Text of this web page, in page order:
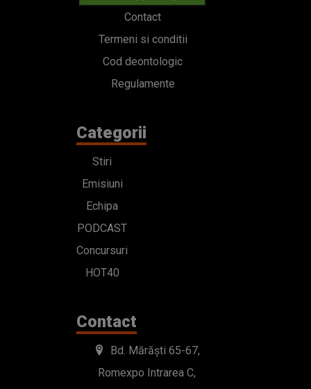
Contact
Termeni si conditii
Cod deontologic
Regulamente
Categorii
Stiri
Emisiuni
Echipa
PODCAST
Concursuri
HOT40
Contact
Bd. Mărăști 65-67,
Romexpo Intrarea C,